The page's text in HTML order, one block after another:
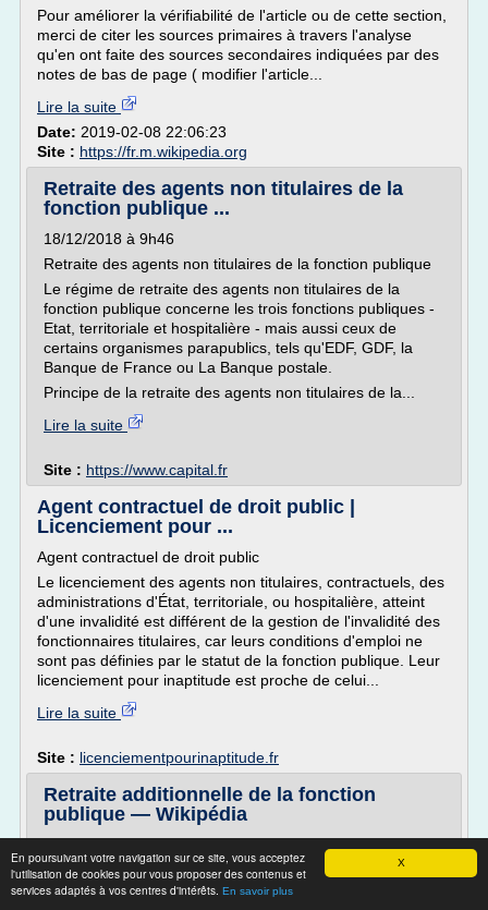
X
En poursuivant votre navigation sur ce site, vous acceptez
l'utilisation de cookies pour vous proposer des contenus et
services adaptés à vos centres d'intérêts. En savoir plus
Pour améliorer la vérifiabilité de l'article ou de cette section,
merci de citer les sources primaires à travers l'analyse
qu'en ont faite des sources secondaires indiquées par des
notes de bas de page ( modifier l'article...
Lire la suite
Date: 2019-02-08 22:06:23
Site : https://fr.m.wikipedia.org
Retraite des agents non titulaires de la
fonction publique ...
18/12/2018 à 9h46
Retraite des agents non titulaires de la fonction publique
Le régime de retraite des agents non titulaires de la
fonction publique concerne les trois fonctions publiques -
Etat, territoriale et hospitalière - mais aussi ceux de
certains organismes parapublics, tels qu'EDF, GDF, la
Banque de France ou La Banque postale.
Principe de la retraite des agents non titulaires de la...
Lire la suite
Site : https://www.capital.fr
Agent contractuel de droit public |
Licenciement pour ...
Agent contractuel de droit public
Le licenciement des agents non titulaires, contractuels, des
administrations d'État, territoriale, ou hospitalière, atteint
d'une invalidité est différent de la gestion de l'invalidité des
fonctionnaires titulaires, car leurs conditions d'emploi ne
sont pas définies par le statut de la fonction publique. Leur
licenciement pour inaptitude est proche de celui...
Lire la suite
Site : licenciementpourinaptitude.fr
Retraite additionnelle de la fonction
publique — Wikipédia
Un article de Wikipédia, l'encyclopédie libre.
Cet article ou cette section ne s'appuie pas, ou pas assez,